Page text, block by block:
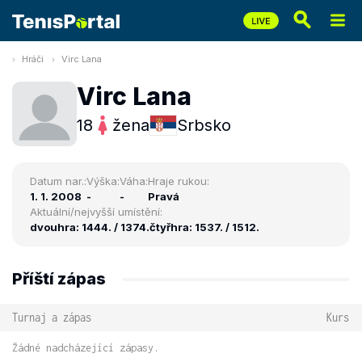
Hráči Virc Lana
Virc Lana
18 žena Srbsko
Datum nar.:
1. 1. 2008
Výška:
-
Váha:
-
Hraje rukou:
Pravá
Aktuální/nejvyšší umístění:
dvouhra: 1444. / 1374.čtyřhra: 1537. / 1512.
Příští zápas
Turnaj a zápas Kurs
Žádné nadcházející zápasy.